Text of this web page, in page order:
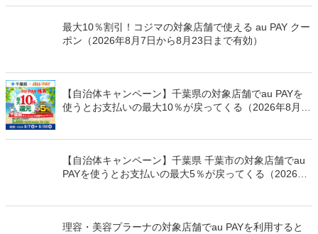
最大10％割引！コジマの対象店舗で使える au PAY クー
ポン（2026年8月7日から8月23日まで有効）
【自治体キャンペーン】千葉県の対象店舗でau PAYを
使うとお支払いの最大10％が戻ってくる（2026年8月7
【自治体キャンペーン】千葉県 千葉市の対象店舗でau
PAYを使うとお支払いの最大5％が戻ってくる（2026年
理容・美容プラーナの対象店舗でau PAYを利用すると